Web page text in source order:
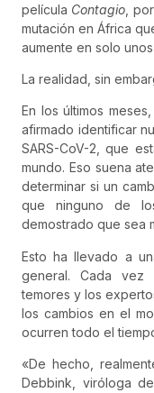
película Contagio ,
mutación en África
aumente en solo
La realidad, sin
En los últimos
afirmado identificar
SARS-CoV-2, que
mundo. Eso suena
determinar si un
que ninguno de
demostrado que sea
Esto ha llevado a
general. Cada vez
temores y los
los cambios en el
ocurren todo el
«De hecho,
Debbink, viróloga